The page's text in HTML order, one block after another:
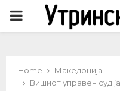
PRIMARY
Home
Македонија
Вишиот управен суд